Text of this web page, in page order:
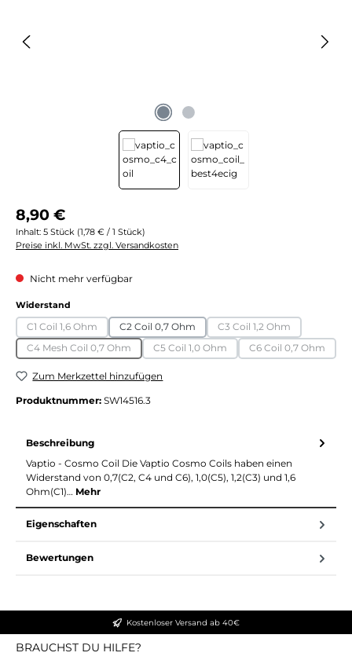
Regulärer Preis:
8,90 €
Inhalt: 5 Stück (1,78 € / 1 Stück)
Preise inkl. MwSt. zzgl. Versandkosten
Nicht mehr verfügbar
Widerstand
C1 Coil 1,6 Ohm
(Diese Option ist zurzeit nicht verfügbar.)
C2 Coil 0,7 Ohm C3 Coil 1,2 Ohm
(Diese Option ist
C4 Mesh Coil 0,7 Ohm
(Diese Option ist zurzeit nicht verfügbar.)
C5 Coil 1,0 Ohm
(Diese Option ist zurzeit nicht
C6 Coil 0,7 Ohm
(Diese Option
Zum Merkzettel hinzufügen
Produktnummer: SW14516.3
Beschreibung
Vaptio - Cosmo Coil Die Vaptio Cosmo Coils haben einen
Widerstand von 0,7(C2, C4 und C6), 1,0(C5), 1,2(C3) und 1,6
Ohm(C1)… Mehr
Eigenschaften
Bewertungen
Kostenloser Versand ab 40€
BRAUCHST DU HILFE?